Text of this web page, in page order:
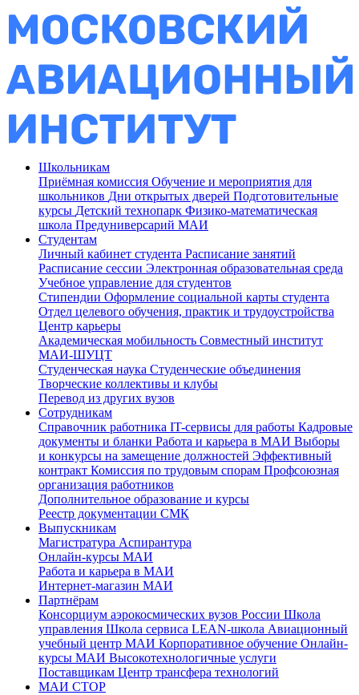
Школьникам
Приёмная комиссия Обучение и мероприятия для
школьников Дни открытых дверей Подготовительные
курсы Детский технопарк Физико-математическая
школа Предуниверсарий МАИ
Студентам
Личный кабинет студента Расписание занятий
Расписание сессии Электронная образовательная среда
Учебное управление для студентов
Стипендии Оформление социальной карты студента
Отдел целевого обучения, практик и трудоустройства
Центр карьеры
Академическая мобильность Совместный институт
МАИ-ШУЦТ
Студенческая наука Студенческие объединения
Творческие коллективы и клубы
Перевод из других вузов
Сотрудникам
Cправочник работника IT-сервисы для работы Кадровые
документы и бланки Работа и карьера в МАИ Выборы
и конкурсы на замещение должностей Эффективный
контракт Комиссия по трудовым спорам Профсоюзная
организация работников
Дополнительное образование и курсы
Реестр документации СМК
Выпускникам
Магистратура Аспирантура
Онлайн-курсы МАИ
Работа и карьера в МАИ
Интернет-магазин МАИ
Партнёрам
Консорциум аэрокосмических вузов России Школа
управления Школа сервиса LEAN-школа Авиационный
учебный центр МАИ Корпоративное обучение Онлайн-
курсы МАИ Высокотехнологичные услуги
Поставщикам Центр трансфера технологий
МАИ СТОР